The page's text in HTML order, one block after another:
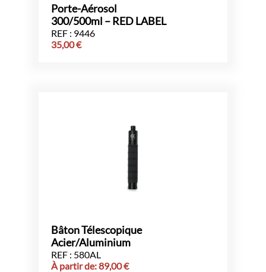
Porte-Aérosol
300/500ml – RED LABEL
REF : 9446
35,00€
Bâton Télescopique
Acier/Aluminium
REF : 580AL
À partir de:89,00€